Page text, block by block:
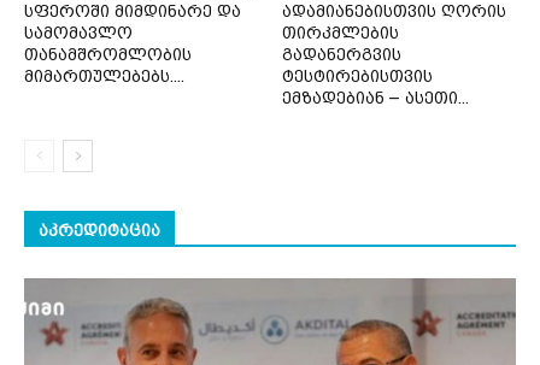
სფეროში მიმდინარე და
სამომავლო
თანამშრომლობის
მიმართულებებს....
ადამიანებისთვის ღორის
თირკმლების
გადანერგვის
ტესტირებისთვის
ემზადებიან – ასეთი...
ᲐᲙᲠᲔᲓᲘᲢᲐᲪᲘᲐ